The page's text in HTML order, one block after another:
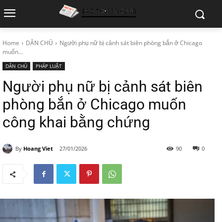
Home DÂN CHỦ
Người phụ nữ bị cảnh sát biên phòng bắn ở Chicago
muốn...
DÂN CHỦ PHÁP LUẬT
Người phụ nữ bị cảnh sát biên
phòng bắn ở Chicago muốn
công khai bằng chứng
By Hoang Viet 27/01/2026 0
90